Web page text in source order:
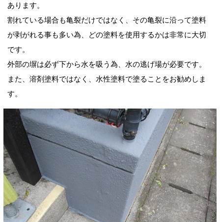
あります。
割れている場合も亀裂だけではなく、その亀裂に沿って塗料
が剥がれる事も多い為、どの塗料を使用するかは非常に大切
です。
外部の塀は必ず下から水を吸う為、水の逃げ場が必要です。
また、溶剤塗料ではなく、水性塗料で塗ることをお勧めしま
す。